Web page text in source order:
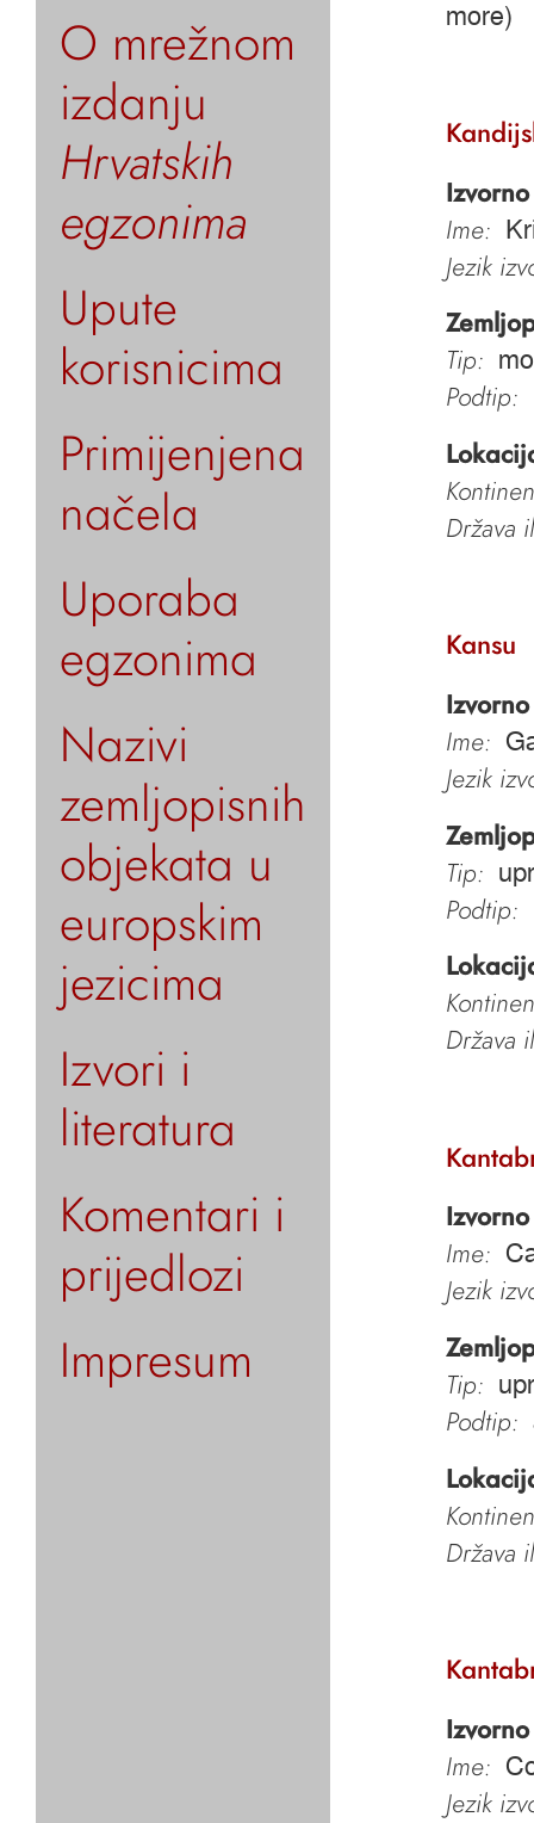
O mrežnom
izdanju
Hrvatskih
egzonima
Upute
korisnicima
Primijenjena
načela
Uporaba
egzonima
Nazivi
zemljopisnih
objekata u
europskim
jezicima
Izvori i
literatura
Komentari i
prijedlozi
Impresum
more)
Ime:
Jezik
Tip:
Podtip:
Država
Kansu
Ime:
Jezik
Tip:
Podtip:
Država
Ime:
Jezik
Tip:
Podtip:
Država
Ime:
Jezik